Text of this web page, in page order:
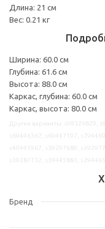
Длина: 21 см
Вес: 0.21 кг
Ширина: 60.0 см
Глубина: 61.6 см
Высота: 88.0 см
Каркас, глубина: 60.0 см
Каркас, высота: 80.0 см
Бренд